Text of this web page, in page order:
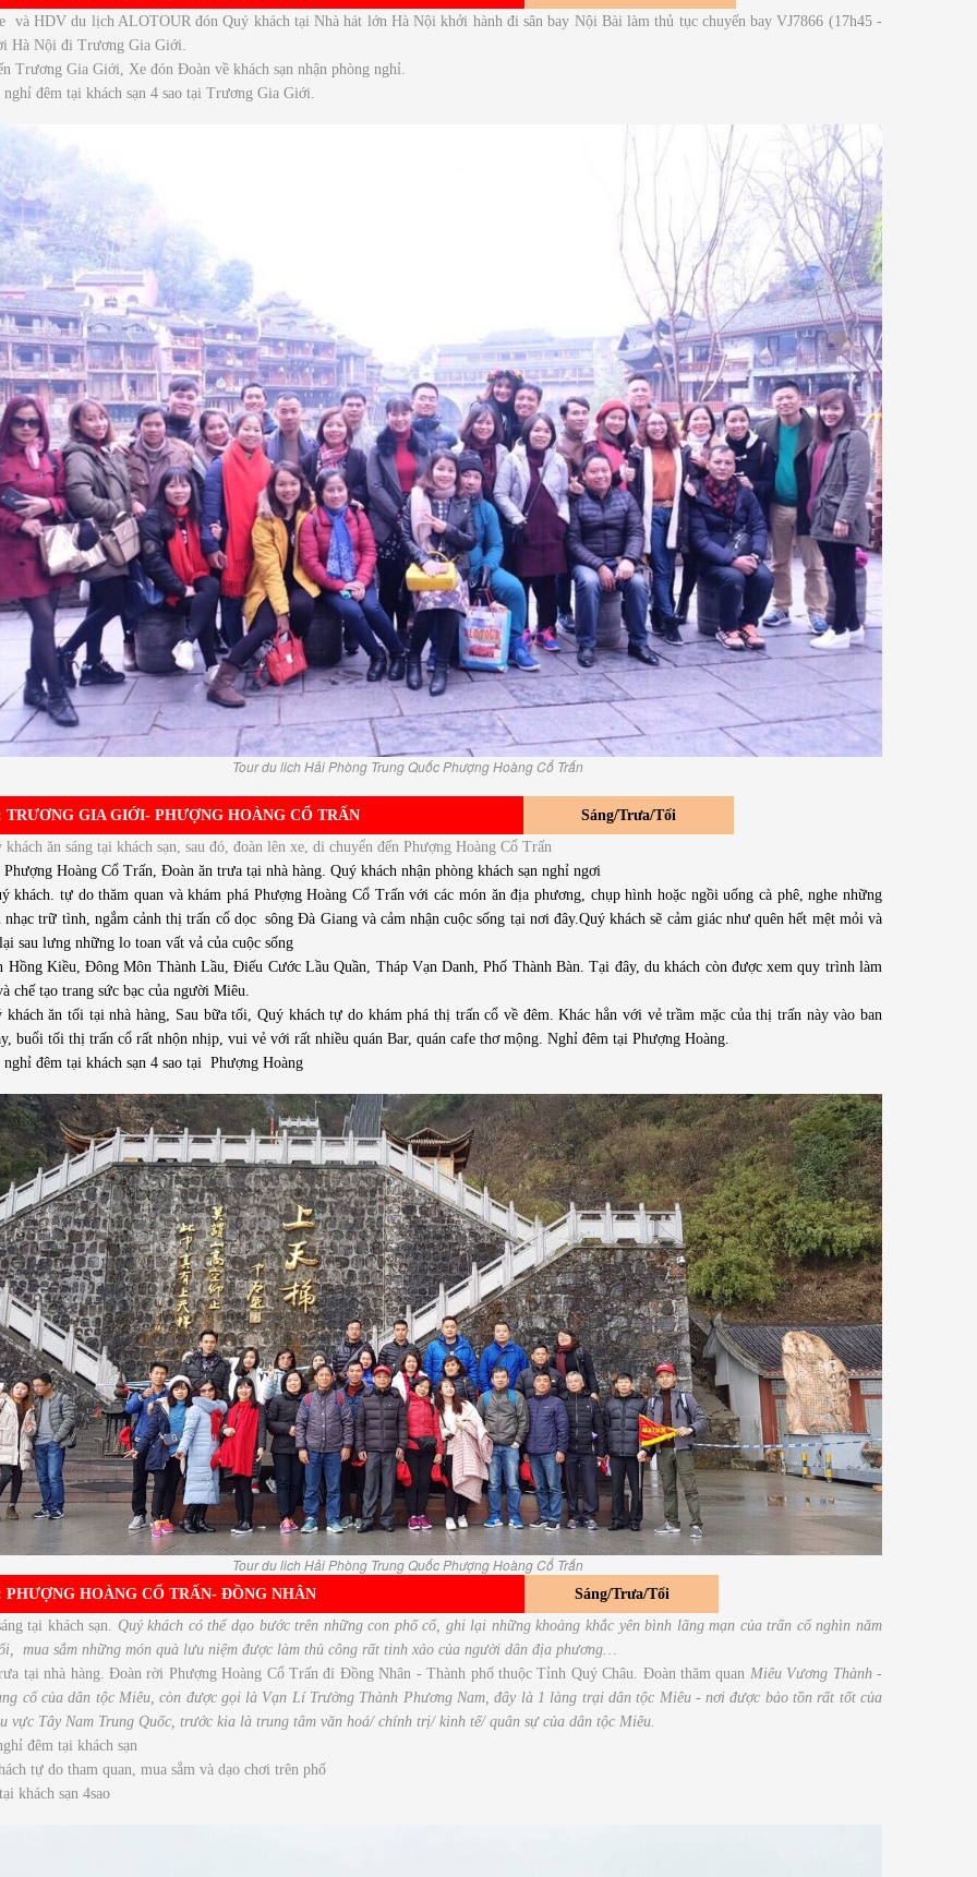
và HDV du lịch ALOTOUR đón Quý khách tại Nhà hát lớn Hà Nội khởi hành đi sân bay Nội Bài làm thủ tục chuyến bay VJ7866 (17h45 -
Hà Nội đi Trương Gia Giới.
Trương Gia Giới, Xe đón Đoàn về khách sạn nhận phòng nghỉ.
nghỉ đêm tại khách sạn 4 sao tại Trương Gia Giới.
Tour du lich Hải Phòng Trung Quốc Phượng Hoàng Cổ Trấn
TRƯƠNG GIA GIỚI- PHƯỢNG HOÀNG CỔ TRẤN
Sáng/Trưa/Tối
khách ăn sáng tại khách sạn, sau đó, đoàn lên xe, di chuyển đến Phượng Hoàng Cổ Trấn
Hoàng Cổ Trấn, Đoàn ăn trưa tại nhà hàng. Quý khách nhận phòng khách sạn nghỉ ngơi
khách. tự do thăm quan và khám phá Phượng Hoàng Cổ Trấn với các món ăn địa phương, chụp hình hoặc ngồi uống cà phê, nghe những
nhạc trữ tình, ngắm cảnh thị trấn cổ dọc sông Đà Giang và cảm nhận cuộc sống tại nơi đây.Quý khách sẽ cảm giác như quên hết mệt mỏi và
sau lưng những lo toan vất vả của cuộc sống
Hồng Kiều, Đông Môn Thành Lầu, Điếu Cước Lầu Quần, Tháp Vạn Danh, Phố Thành Bàn. Tại đây, du khách còn được xem quy trình làm
chế tạo trang sức bạc của người Miêu.
ăn tối tại nhà hàng, Sau bữa tối, Quý khách tự do khám phá thị trấn cổ về đêm. Khác hẳn với vẻ trầm mặc của thị trấn này vào ban
buổi tối thị trấn cổ rất nhộn nhịp, vui vẻ với rất nhiều quán Bar, quán cafe thơ mộng. Nghỉ đêm tại Phượng Hoàng.
nghỉ đêm tại khách sạn 4 sao tại Phượng Hoàng
Tour du lich Hải Phòng Trung Quốc Phượng Hoàng Cổ Trấn
PHƯỢNG HOÀNG CỔ TRẤN- ĐỒNG NHÂN
Sáng/Trưa/Tối
tại khách sạn. Quý khách có thể dạo bước trên những con phố cổ, ghi lại những khoảng khắc yên bình lãng mạn của trấn cổ nghìn năm
mua sắm những món quà lưu niệm được làm thủ công rất tinh xảo của người dân địa phương…
tại nhà hàng. Đoàn rời Phượng Hoàng Cổ Trấn đi Đồng Nhân - Thành phố thuộc Tỉnh Quý Châu. Đoàn thăm quan Miêu Vương Thành -
cổ của dân tộc Miêu, còn được gọi là Vạn Lí Trường Thành Phương Nam, đây là 1 làng trại dân tộc Miêu - nơi được bảo tồn rất tốt của
vực Tây Nam Trung Quốc, trước kia là trung tâm văn hoá/ chính trị/ kinh tế/ quân sự của dân tộc Miêu.
đêm tại khách sạn
tự do tham quan, mua sắm và dạo chơi trên phố
khách sạn 4sao